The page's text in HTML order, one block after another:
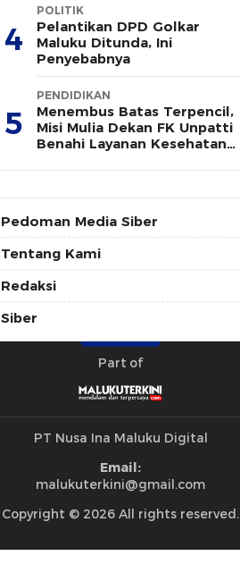
4
POLITIK
Pelantikan DPD Golkar
Maluku Ditunda, Ini
Penyebabnya
5
PENDIDIKAN
Menembus Batas Terpencil,
Misi Mulia Dekan FK Unpatti
Benahi Layanan Kesehatan
Pedoman Media Siber
Tentang Kami
Redaksi
Siber
Part of
PT Nusa Ina Maluku Digital
Email:
malukuterkini@gmail.com
Copyright © 2026 All rights reserved.